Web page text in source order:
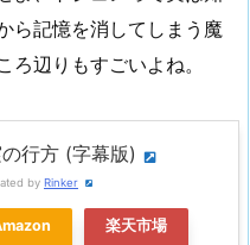
ら記憶を消してしまう魔
辺りもすごいよね。
行方 (字幕版)
by Rinker
楽天市場